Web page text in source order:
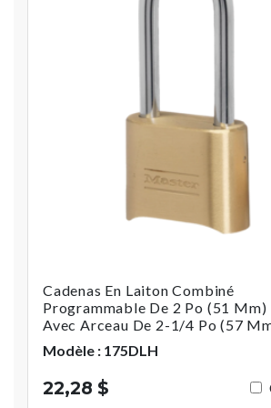
Cadenas En Laiton Combiné
Programmable De 2 Po (51 Mm)
Avec Arceau De 2-1/4 Po (57
Modèle : 175DLH
22,28 $